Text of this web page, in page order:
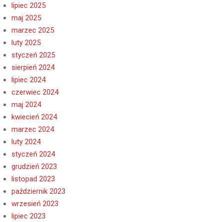
lipiec 2025
maj 2025
marzec 2025
luty 2025
styczeń 2025
sierpień 2024
lipiec 2024
czerwiec 2024
maj 2024
kwiecień 2024
marzec 2024
luty 2024
styczeń 2024
grudzień 2023
listopad 2023
październik 2023
wrzesień 2023
lipiec 2023